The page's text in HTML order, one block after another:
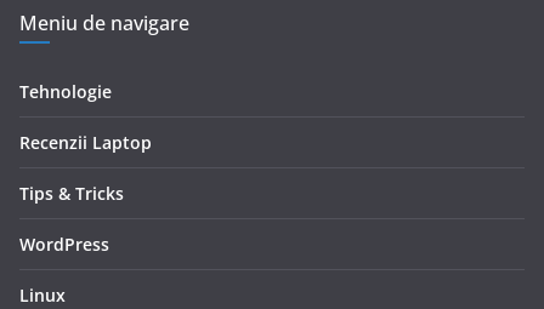
Meniu de navigare
Tehnologie
Recenzii Laptop
Tips & Tricks
WordPress
Linux